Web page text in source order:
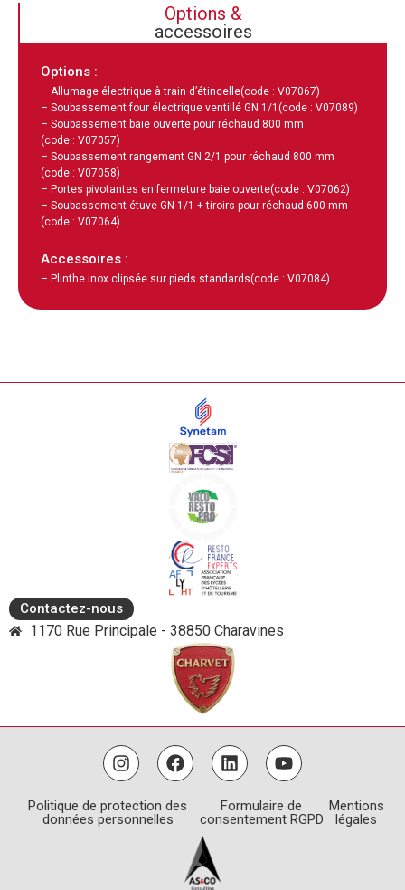
Options &
accessoires
Options :
– Allumage électrique à train d’étincelle(code : V07067)
– Soubassement four électrique ventillé GN 1/1 (code : V07089)
– Soubassement baie ouverte pour réchaud 800 mm
(code : V07057)
– Soubassement rangement GN 2/1 pour réchaud 800 mm
(code : V07058)
– Portes pivotantes en fermeture baie ouverte(code : V07062)
– Soubassement étuve GN 1/1 + tiroirs pour réchaud 600 mm
(code : V07064)
Accessoires :
– Plinthe inox clipsée sur pieds standards(code : V07084)
Contactez-nous
1170 Rue Principale - 38850 Charavines
Politique de protection des
données personnelles
Formulaire de
consentement RGPD
Mentions
légales